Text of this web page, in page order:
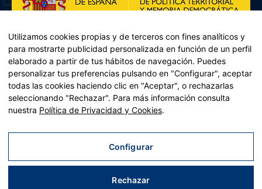
Plan de Recuperación, Transformación y Resiliencia – Financiado por
Recuperación y resiliencia, establecido por el Reglamento (UE)
2021/241 del Parlamento Europeo y del Consejo, de 12 de febrero
Utilizamos cookies propias y de terceros con fines analíticos y
para mostrarte publicidad personalizada en función de un perfil
elaborado a partir de tus hábitos de navegación. Puedes
personalizar tus preferencias pulsando en "Configurar", aceptar
todas las cookies haciendo clic en "Aceptar", o rechazarlas
seleccionando "Rechazar". Para más información consulta
nuestra Política de Privacidad y Cookies.
Configurar
Rechazar